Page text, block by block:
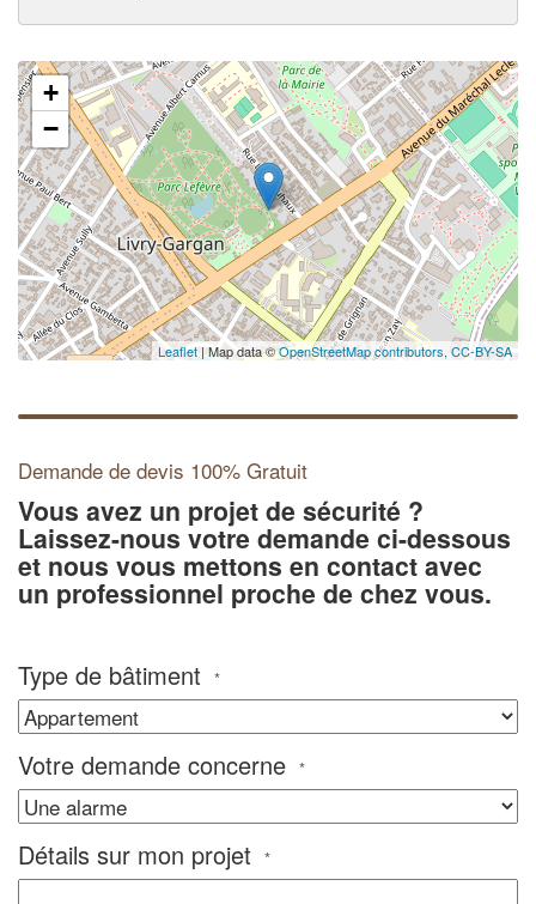
+
−
Leaflet| Map data ©OpenStreetMap contributors, CC-BY-SA
Demande de devis 100% Gratuit
Vous avez un projet de sécurité ?
Laissez-nous votre demande ci-dessous
et nous vous mettons en contact avec
un professionnel proche de chez vous.
Type de bâtiment *
Votre demande concerne *
Détails sur mon projet *